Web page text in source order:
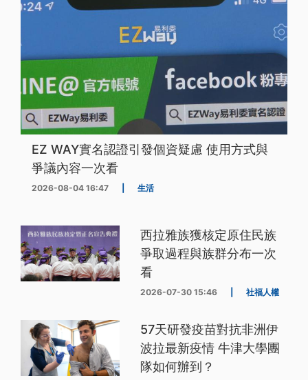
EZ WAY實名認證引發個資疑慮 使用方式與
爭議內容一次看
2026-08-04 16:47 生活
西拉雅族獲核定原住民族
爭取過程與族群分布一次
看
2026-07-30 15:46 社福人權
57天研發疫苗對抗非洲伊
波拉最新疫情 牛津大學團
隊如何辦到？